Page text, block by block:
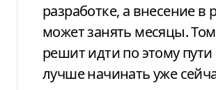
разработке, а внесение в
может занять месяцы.
решит идти по этому
лучше начинать уже